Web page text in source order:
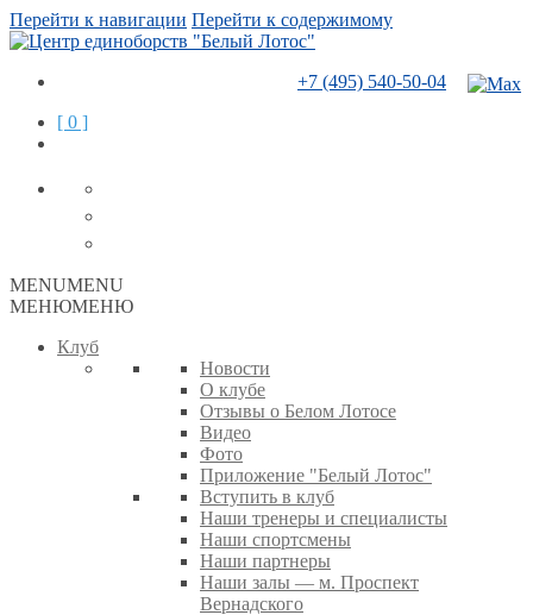
Перейти к навигации Перейти к содержимому
+7 (495) 540-50-04
[ 0 ]
MENUMENU
МЕНЮМЕНЮ
Клуб
Новости
О клубе
Отзывы о Белом Лотосе
Видео
Фото
Приложение "Белый Лотос"
Вступить в клуб
Наши тренеры и специалисты
Наши спортсмены
Наши партнеры
Наши залы — м. Проспект
Вернадского